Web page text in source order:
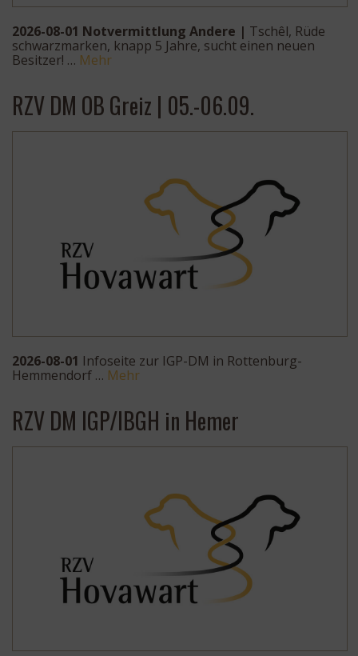
2026-08-01 Notvermittlung Andere | Tschêl, Rüde
schwarzmarken, knapp 5 Jahre, sucht einen neuen
Besitzer! … Mehr
RZV DM OB Greiz | 05.-06.09.
2026-08-01 Infoseite zur IGP-DM in Rottenburg-
Hemmendorf … Mehr
RZV DM IGP/IBGH in Hemer